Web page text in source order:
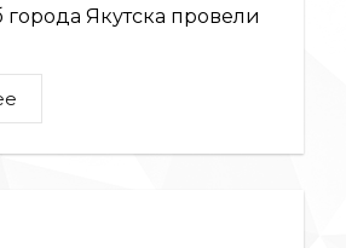
города Якутска провели